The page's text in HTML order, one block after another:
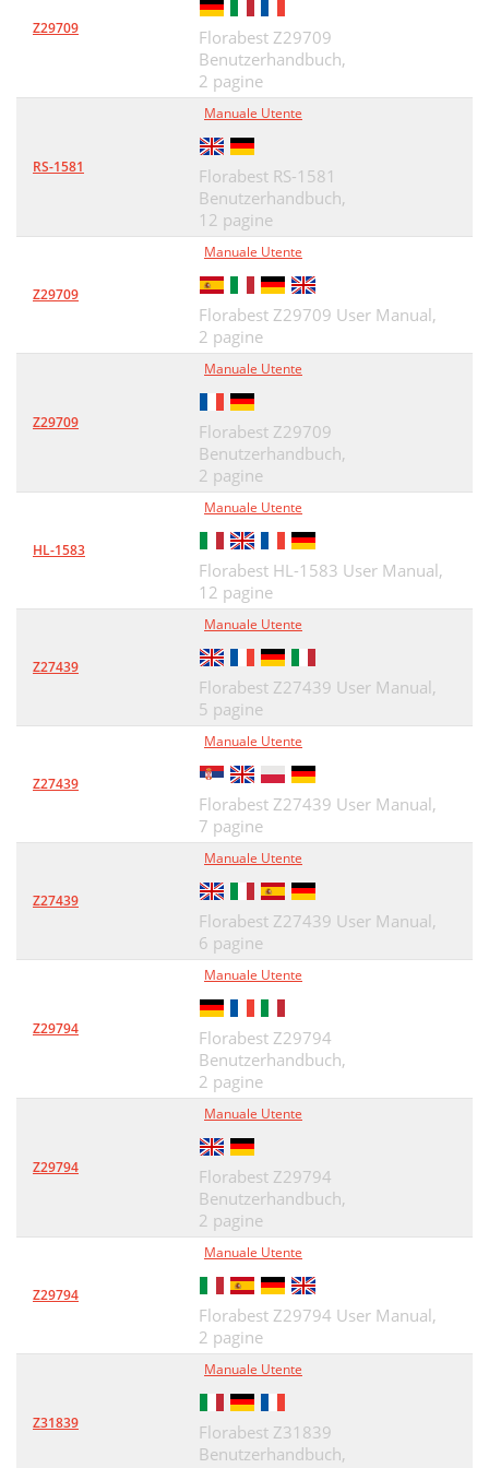
Z29709
Florabest Z29709
Benutzerhandbuch,
2 pagine
RS-1581
Manuale Utente
Florabest RS-1581
Benutzerhandbuch,
12 pagine
Z29709
Manuale Utente
Florabest Z29709 User Manual,
2 pagine
Z29709
Manuale Utente
Florabest Z29709
Benutzerhandbuch,
2 pagine
HL-1583
Manuale Utente
Florabest HL-1583 User Manual,
12 pagine
Z27439
Manuale Utente
Florabest Z27439 User Manual,
5 pagine
Z27439
Manuale Utente
Florabest Z27439 User Manual,
7 pagine
Z27439
Manuale Utente
Florabest Z27439 User Manual,
6 pagine
Z29794
Manuale Utente
Florabest Z29794
Benutzerhandbuch,
2 pagine
Z29794
Manuale Utente
Florabest Z29794
Benutzerhandbuch,
2 pagine
Z29794
Manuale Utente
Florabest Z29794 User Manual,
2 pagine
Z31839
Manuale Utente
Florabest Z31839
Benutzerhandbuch,